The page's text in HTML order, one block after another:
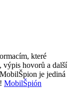
které
výpis hovorů a další
je jediná
MobilŠpión